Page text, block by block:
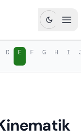
D E F G H I